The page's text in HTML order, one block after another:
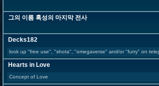
그의 이름 혹성의 마지막 전사
Decks182
look up "free use", "shota", "omegaverse" and/or "furry" on
Hearts in Love
Concept of Love